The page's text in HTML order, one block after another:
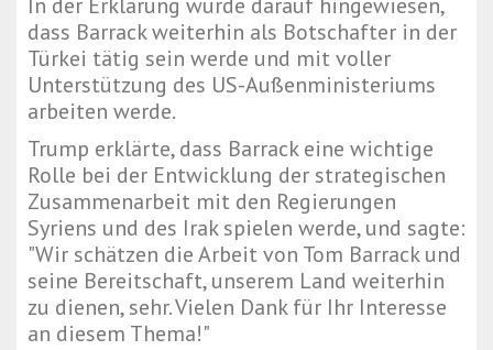
In der Erklärung wurde darauf hingewiesen,
dass Barrack weiterhin als Botschafter in der
Türkei tätig sein werde und mit voller
Unterstützung des US-Außenministeriums
arbeiten werde.
Trump erklärte, dass Barrack eine wichtige
Rolle bei der Entwicklung der strategischen
Zusammenarbeit mit den Regierungen
Syriens und des Irak spielen werde, und sagte:
"Wir schätzen die Arbeit von Tom Barrack und
seine Bereitschaft, unserem Land weiterhin
zu dienen, sehr. Vielen Dank für Ihr Interesse
an diesem Thema!"